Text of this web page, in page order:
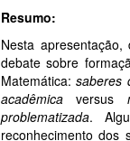
Resumo:
Nesta
debate sobre
Matemática:saberes
acadêmica versus
problematizada.
reconhecimento